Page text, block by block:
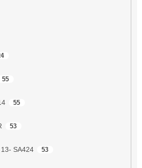
55
55
53
SA424 53